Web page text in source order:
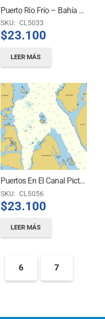
Puerto Río Frío – Bahía Liberta Y Puerto Gray – Puerto Edén
SKU: CL5033
$23.100
LEER MÁS
Puertos En El Canal Picton
SKU: CL5056
$23.100
LEER MÁS
6 7